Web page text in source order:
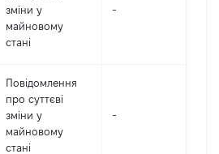
зміни y
майновому
стані
-
Повідомлення
про суттєві
зміни y
майновому
стані
-